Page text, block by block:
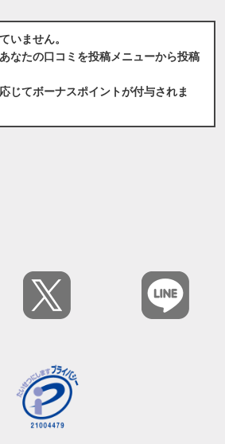
いません。
なたの口コミを投稿メニューから投稿
じてボーナスポイントが付与されま